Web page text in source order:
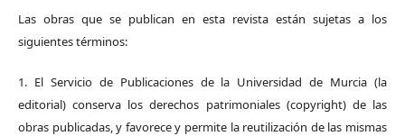
Las obras que se publican en esta revista están sujetas a los
siguientes términos:
1. El Servicio de Publicaciones de la Universidad de Murcia (la
editorial) conserva los derechos patrimoniales (copyright) de las
obras publicadas, y favorece y permite la reutilización de las mismas